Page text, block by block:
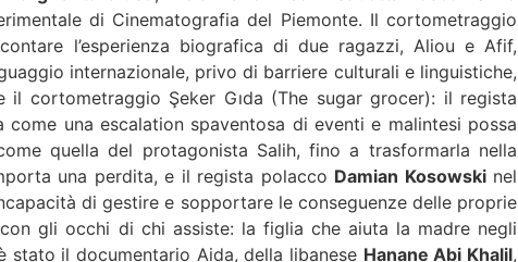
di Cinematografia del Piemonte. Il cortometraggio
l’esperienza biografica di due ragazzi, Aliou e Afif,
internazionale, privo di barriere culturali e linguistiche,
cortometraggio Şeker Gıda (The sugar grocer): il regista
una escalation spaventosa di eventi e malintesi possa
quella del protagonista Salih, fino a trasformarla nella
una perdita, e il regista polacco Damian Kosowskinel
di gestire e sopportare le conseguenze delle proprie
gli occhi di chi assiste: la figlia che aiuta la madre negli
il documentario Aida, della libanese Hanane Abi Khalil,